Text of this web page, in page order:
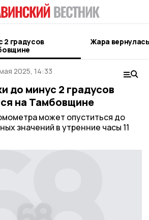
2 градусов
Жара
2025, 14:33
до минус 2 градусов
на Тамбовщине
может опуститься до
значений в утренние часы 11